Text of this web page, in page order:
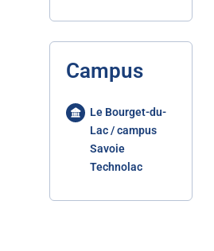
Campus
Le Bourget-du-
Lac / campus
Savoie
Technolac